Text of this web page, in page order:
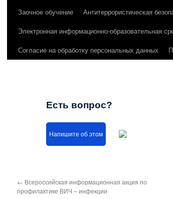
Заочное обучение
Антитеррористическая
Электронная информационно-образовательная
Согласие на обработку персональных данных
Есть вопрос?
Напишите об этом
← Всероссийская информационная акция по
профилактике ВИЧ – инфекции